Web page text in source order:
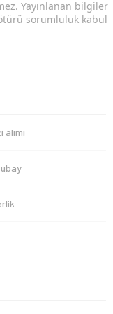
Yayınlanan bilgiler
sorumluluk kabul
alımı